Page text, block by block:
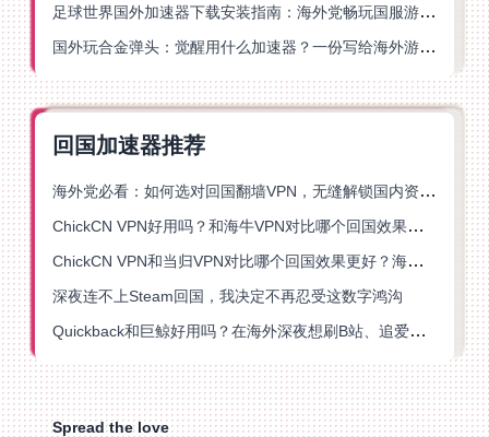
足球世界国外加速器下载安装指南：海外党畅玩国服游戏的终极解决方案
国外玩合金弹头：觉醒用什么加速器？一份写给海外游子的畅玩指南
回国加速器推荐
海外党必看：如何选对回国翻墙VPN，无缝解锁国内资源？
ChickCN VPN好用吗？和海牛VPN对比哪个回国效果更好？
ChickCN VPN和当归VPN对比哪个回国效果更好？海外党亲测后选了它
深夜连不上Steam回国，我决定不再忍受这数字鸿沟
Quickback和巨鲸好用吗？在海外深夜想刷B站、追爱奇艺的你，或许正需要这份答案
Spread the love